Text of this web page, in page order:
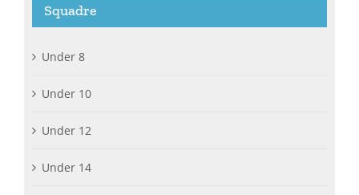
Squadre
Under 8
Under 10
Under 12
Under 14